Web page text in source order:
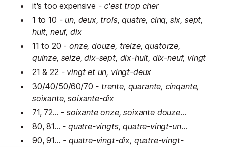
it's too expensive - c'est trop cher
1 to 10 - un, deux, trois, quatre, cinq, six, sept,
huit, neuf, dix
11 to 20 -onze, douze, treize, quatorze,
quinze, seize, dix-sept, dix-huit, dix-neuf, vingt
21 & 22 - vingt et un, vingt-deux
30/40/50/60/70 - trente, quarante, cinqante,
soixante, soixante-dix
​71, 72... - soixante onze, soixante douze...
80, 81... - quatre-vingts, quatre-vingt-un...
90, 91... - quatre-vingt-dix, quatre-vingt-